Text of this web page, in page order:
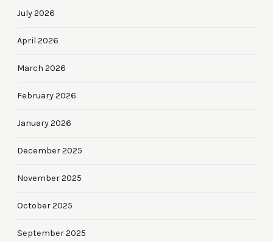
July 2026
April 2026
March 2026
February 2026
January 2026
December 2025
November 2025
October 2025
September 2025